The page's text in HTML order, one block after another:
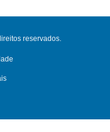
reservados.